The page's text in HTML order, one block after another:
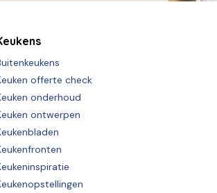
offerte check
onderhoud
ontwerpen